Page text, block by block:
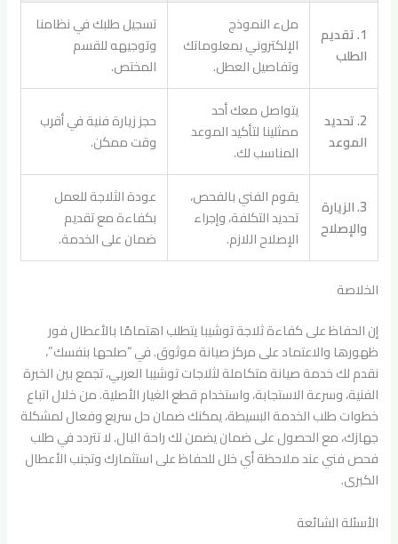
1. تقديم
الطلب
ملء النموذج
الإلكتروني بمعلوماتك
وتفاصيل العطل.
تسجيل طلبك في نظامنا
وتوجيهه للقسم
المختص.
2. تحديد
الموعد
يتواصل معك أحد
ممثلينا لتأكيد الموعد
المناسب لك.
حجز زيارة فنية في أقرب
وقت ممكن.
3. الزيارة
والإصلاح
يقوم الفني بالفحص،
تحديد التكلفة، وإجراء
الإصلاح اللازم.
عودة الثلاجة للعمل
بكفاءة مع تقديم
ضمان على الخدمة.
الخلاصة
إن الحفاظ على كفاءة ثلاجة توشيبا يتطلب اهتمامًا بالأعطال فور
ظهورها والاعتماد على مركز صيانة موثوق. في “صلحها بنفسك”،
نقدم لك خدمة صيانة متكاملة لثلاجات توشيبا العربي، تجمع بين الخبرة
الفنية، وسرعة الاستجابة، واستخدام قطع الغيار الأصلية. من خلال اتباع
خطوات طلب الخدمة البسيطة، يمكنك ضمان حل سريع وفعال لمشكلة
جهازك، مع الحصول على ضمان يضمن لك راحة البال. لا تتردد في طلب
فحص فني عند ملاحظة أي خلل للحفاظ على استثمارك وتجنب الأعطال
الكبرى.
الأسئلة الشائعة